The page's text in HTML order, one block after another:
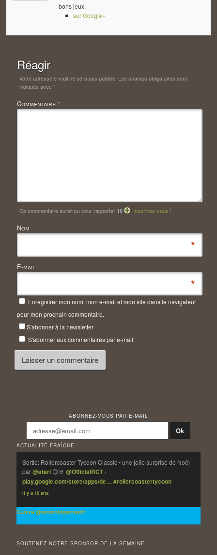
bons jeux.
sur Google+
Réagir
Votre adresse e-mail ne sera pas publiée. Les champs obligatoires sont
indiqués avec *
Commentaire *
Ce commentaire aurait pu vour rapporter10 . Inscrivez-vous !
Nom
*
E-mail
*
Enregistrer mon nom, mon e-mail et mon site dans le navigateur
pour mon prochain commentaire.
S'abonner à la newsletter
S'abonner aux commentaires par e-mail.
ABONNEZ-VOUS PAR E-MAIL
ACTUALITÉ FRAÎCHE
Sortie: Rollercoaster Tycoon Classic • une jolie surprise de Noël
par@atari 😊🤘@OfficialRCT ›
play.google.com/store/apps/de… #rollercoastertycoon
Il y a 10 ans
Suivre @androidgamesfr
SOUTENEZ NOTRE SPONSOR DE LA SEMAINE